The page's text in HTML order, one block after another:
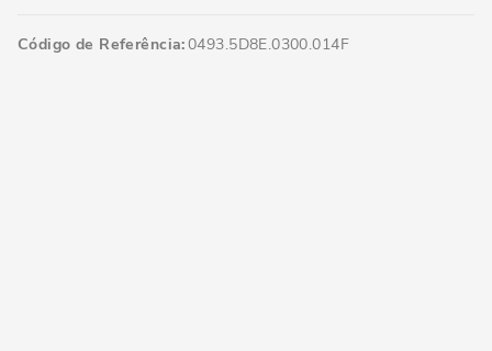
Código de Referência 0493.5D8E.0300.014F